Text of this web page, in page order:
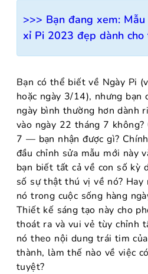
>>> Bạn đang xem:
xỉ Pi 2023 đẹp dành
Bạn có thể biết về Ngày Pi
hoặc ngày 3/14), nhưng bạn
ngày bình thường hơn dành
vào ngày 22 tháng 7 không?
7 — bạn nhận được gì?
đầu chỉnh sửa mẫu mới này
bạn biết tất cả về con số kỳ
số sự thật thú vị về nó? Hay
nó trong cuộc sống hàng
Thiết kế sáng tạo này cho
thoát ra và vui vẻ tùy chỉnh
nó theo nội dung trái tim
thành, làm thế nào về việc
tuyệt?